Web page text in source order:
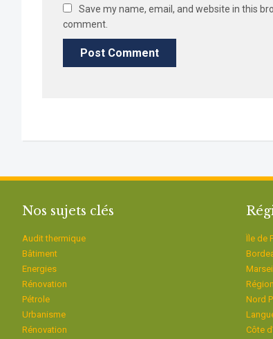
Save my name, email, and website in this
comment.
Nos sujets clés
Audit thermique
Bâtiment
Energies
Rénovation
Pétrole
Urbanisme
Rénovation
Ïle de
Nord
Côte